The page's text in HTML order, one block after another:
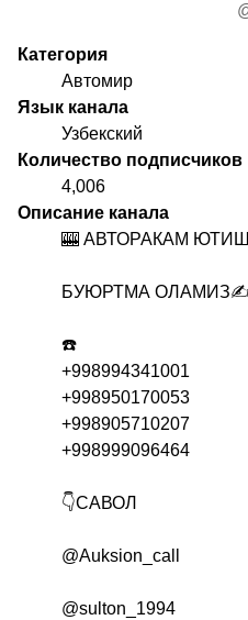
Категория
Автомир
Язык канала
Узбекский
Количество подписчиков
4,006
Описание канала
🎰 АВТОРАКАМ
БУЮРТМА
☎️
+998994341001
+998950170053
+998905710207
+998999096464
👇САВОЛ
@Auksion_call
@sulton_1994